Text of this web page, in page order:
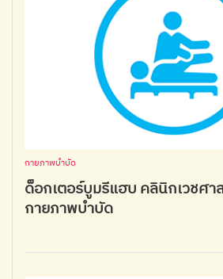
กายภาพบำบัด
ด็อกเตอร์บูมรีแฮบ คลินิกเวชศ
กายภาพบำบัด